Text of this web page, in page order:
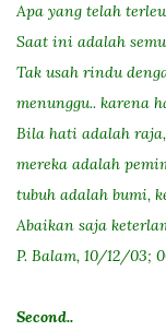
Apa yang telah
Saat ini adalah
Tak usah rindu
menunggu.. karena
Bila hati adalah
mereka adalah
tubuh adalah bumi,
Abaikan saja
P. Balam, 10/12/03;
Second..